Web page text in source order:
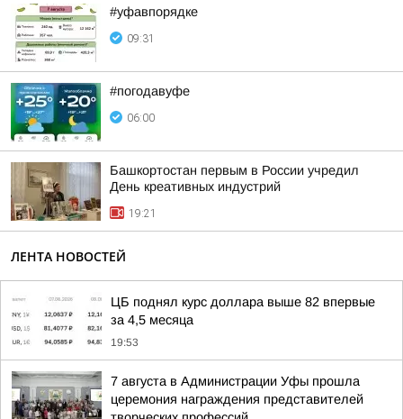
#уфавпорядке
09:31
#погодавуфе
06:00
Башкортостан первым в России учредил
День креативных индустрий
19:21
ЛЕНТА НОВОСТЕЙ
ЦБ поднял курс доллара выше 82 впервые
за 4,5 месяца
19:53
7 августа в Администрации Уфы прошла
церемония награждения представителей